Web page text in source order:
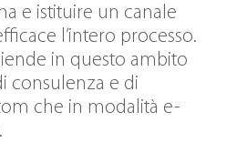
e istituire un canale
l’intero processo.
in questo ambito
consulenza e di
che in modalità e-